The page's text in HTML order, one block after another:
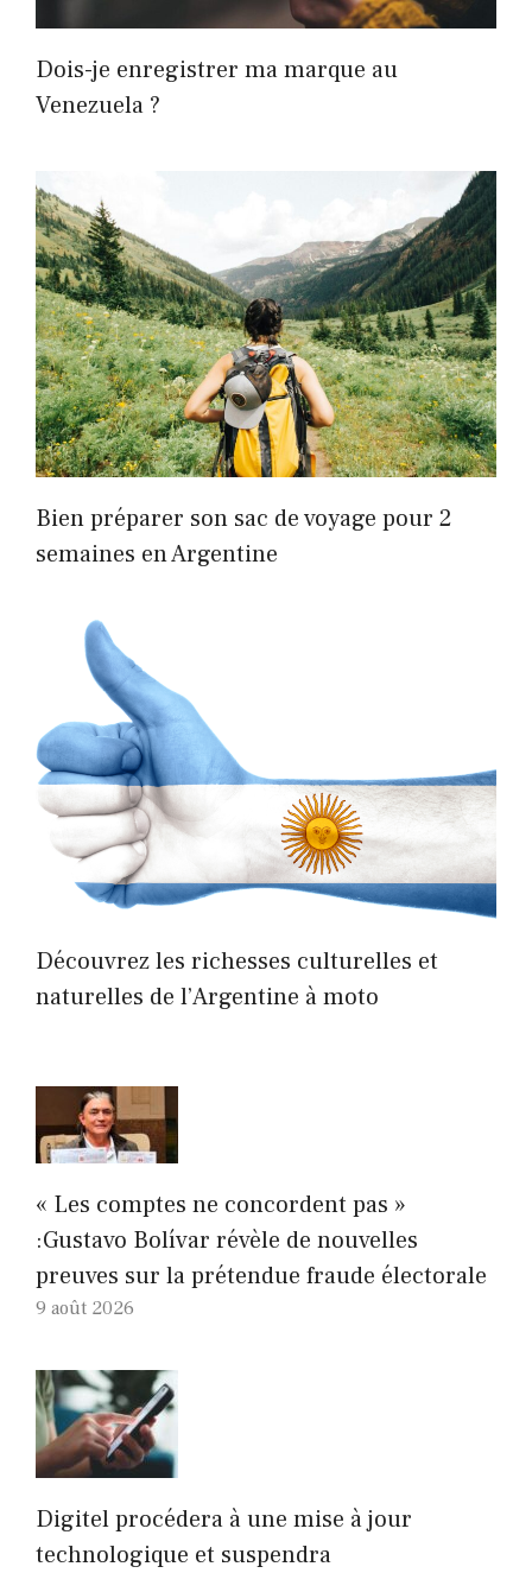
Dois-je enregistrer ma marque au
Venezuela ?
Bien préparer son sac de voyage pour 2
semaines en Argentine
Découvrez les richesses culturelles et
naturelles de l’Argentine à moto
« Les comptes ne concordent pas »
:Gustavo Bolívar révèle de nouvelles
preuves sur la prétendue fraude électorale
9 août 2026
Digitel procédera à une mise à jour
technologique et suspendra